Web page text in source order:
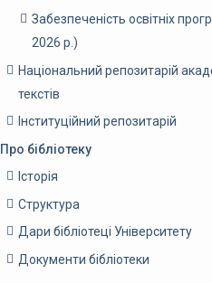
Забезпеченість освітніх
2026 р.)
Національний репозитарій
текстів
Інституційний репозитарій
Про бібліотеку
Історія
Структура
Дари бібліотеці Університету
Документи бібліотеки